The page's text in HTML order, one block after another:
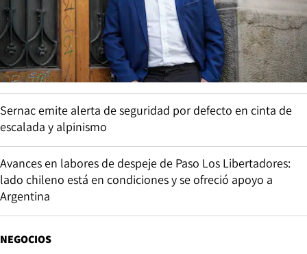
Sernac emite alerta de seguridad por defecto en cinta de
escalada y alpinismo
Avances en labores de despeje de Paso Los Libertadores:
lado chileno está en condiciones y se ofreció apoyo a
Argentina
NEGOCIOS